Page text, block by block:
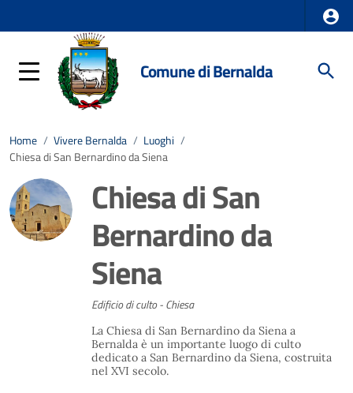
Comune di Bernalda
Home / Vivere Bernalda / Luoghi /
Chiesa di San Bernardino da Siena
Chiesa di San
Bernardino da
Siena
Edificio di culto - Chiesa
La Chiesa di San Bernardino da Siena a
Bernalda è un importante luogo di culto
dedicato a San Bernardino da Siena, costruita
nel XVI secolo.